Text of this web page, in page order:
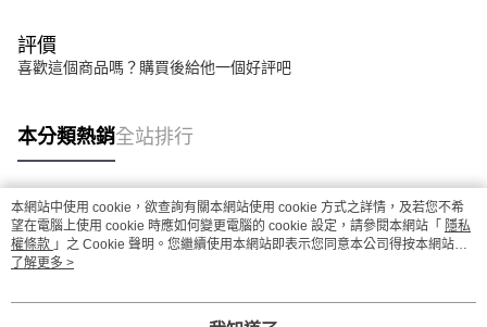
評價
喜歡這個商品嗎？購買後給他一個好評吧
本分類熱銷全站排行
熱門標籤
本網站中使用 cookie，欲查詢有關本網站使用 cookie 方式之詳情，及若您不希
望在電腦上使用 cookie 時應如何變更電腦的 cookie 設定，請參閱本網站「 隱私
權條款 」之 Cookie 聲明。您繼續使用本網站即表示您同意本公司得按本網站使
用條款之 Cookie 聲明使用 cookie。
了解更多 >